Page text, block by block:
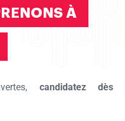
À
candidatez dès